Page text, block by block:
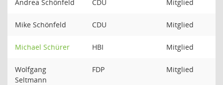
Andrea Schönfeld CDU Mitglied
Mike Schönfeld CDU Mitglied
Michael Schürer HBI Mitglied
Wolfgang
Seltmann
FDP Mitglied